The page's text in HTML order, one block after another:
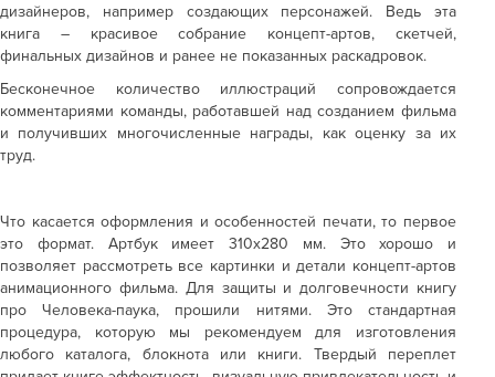
дизайнеров, например создающих персонажей. Ведь эта
книга – красивое собрание концепт-артов, скетчей,
финальных дизайнов и ранее не показанных раскадровок.
Бесконечное количество иллюстраций сопровождается
комментариями команды, работавшей над созданием фильма
и получивших многочисленные награды, как оценку за их
труд.
Что касается оформления и особенностей печати, то первое
это формат. Артбук имеет 310х280 мм. Это хорошо и
позволяет рассмотреть все картинки и детали концепт-артов
анимационного фильма. Для защиты и долговечности книгу
про Человека-паука, прошили нитями. Это стандартная
процедура, которую мы рекомендуем для изготовления
любого каталога, блокнота или книги. Твердый переплет